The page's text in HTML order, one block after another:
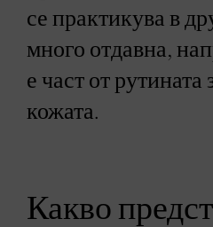
се практикува в
много отдавна,
е част от рутината
кожата.
Какво